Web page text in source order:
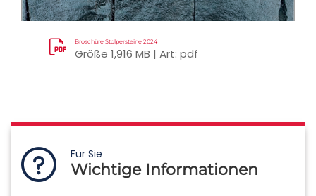
Broschüre Stolpersteine 2024
Größe 1,916 MB | Art: pdf
Für Sie
Wichtige Informationen